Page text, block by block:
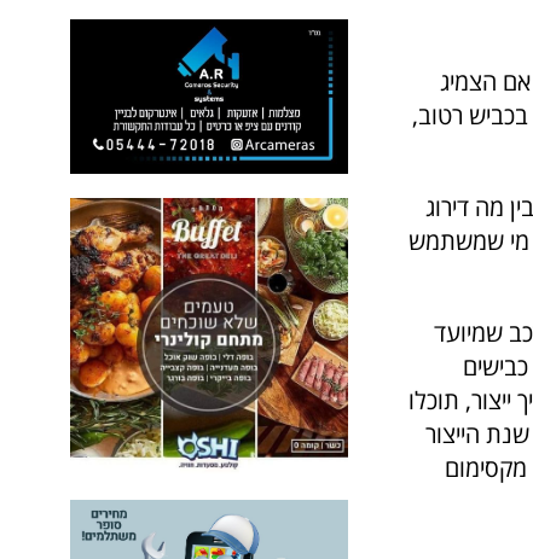
אם הצמיג
בכביש רטוב,
מה דירוג
מי שמשתמש
שמיועד
תוכלו
הייצור
והשתיים השמאליות את השבוע. החוק בישראל מאפשר מכירת צמיגים בני 6 מקסימום